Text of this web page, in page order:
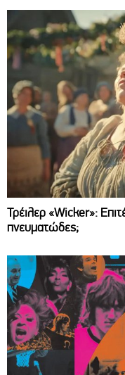
Τρέιλερ «Wicker»:
πνευματώδες;